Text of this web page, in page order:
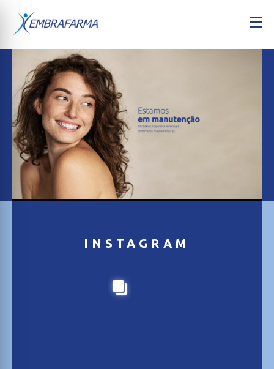
INSTAGRAM